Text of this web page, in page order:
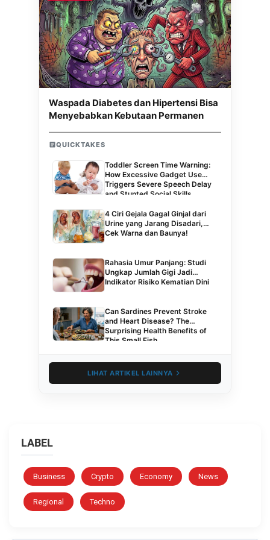
Waspada Diabetes dan Hipertensi Bisa
Menyebabkan Kebutaan Permanen
QUICKTAKES
Toddler Screen Time Warning:
How Excessive Gadget Use
Triggers Severe Speech Delay
and Stunted Social Skills
4 Ciri Gejala Gagal Ginjal dari
Urine yang Jarang Disadari,
Cek Warna dan Baunya!
Rahasia Umur Panjang: Studi
Ungkap Jumlah Gigi Jadi
Indikator Risiko Kematian Dini
Can Sardines Prevent Stroke
and Heart Disease? The
Surprising Health Benefits of
This Small Fish
LIHAT ARTIKEL LAINNYA
LABEL
Business Crypto Economy News
Regional Techno